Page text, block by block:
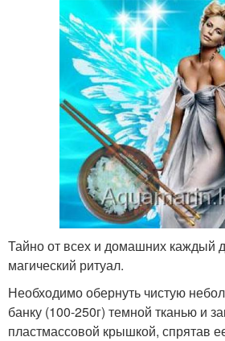
Тайно от всех и домашних каждый
магический ритуал.
Необходимо обернуть чистую
банку (100-250г) темной тканью и
пластмассовой крышкой, спрятав